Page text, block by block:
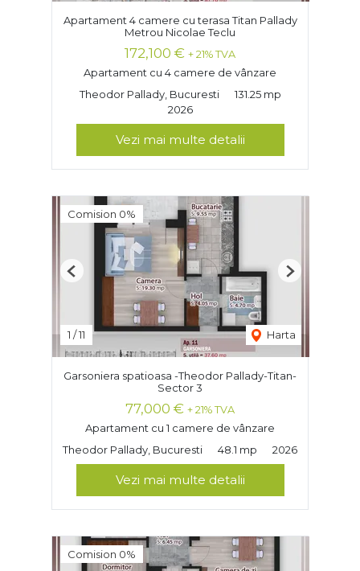
Apartament 4 camere cu terasa Titan Pallady
Metrou Nicolae Teclu
172,100 € + 21% TVA
Apartament cu 4 camere de vânzare
Theodor Pallady, Bucuresti
131.25 mp
2026
Vezi mai multe detalii
Comision 0%
1 /11 Harta
Previous Next
Garsoniera spatioasa -Theodor Pallady-Titan-
Sector 3
77,000 € + 21% TVA
Apartament cu 1 camere de vânzare
Theodor Pallady, Bucuresti
48.1 mp 2026
Vezi mai multe detalii
Comision 0%